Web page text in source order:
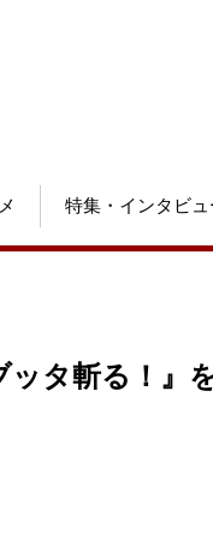
特集・インタビュ
ッタ斬る！』